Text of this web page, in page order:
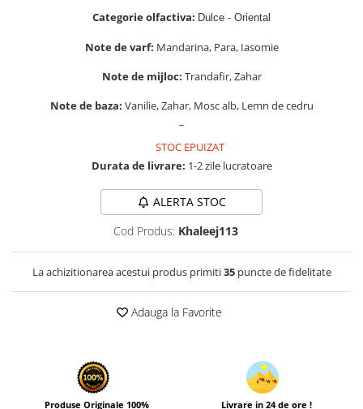
Wadi al Khaleej
Zirconia
Categorie olfactiva: Dulce - Oriental
Note de varf: Mandarina, Para, Iasomie
Note de mijloc: Trandafir, Zahar
Note de baza: Vanilie, Zahar, Mosc alb, Lemn de cedru
STOC EPUIZAT
Durata de livrare: 1-2 zile lucratoare
ALERTA STOC
Cod Produs: Khaleej113
La achizitionarea acestui produs primiti35puncte de fidelitate
Adauga la Favorite
Produse Originale 100% Livrare in 24 de ore !